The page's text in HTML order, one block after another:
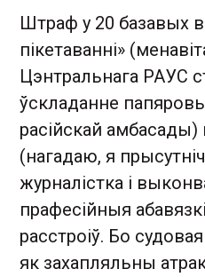
Штраф у 20 базавых
пікетаванні»
Цэнтральнага РАУС
ўскладанне
расійскай амбасады)
(нагадаю, я
журналістка і
прафесійныя
расстроіў. Бо
як захапляльны